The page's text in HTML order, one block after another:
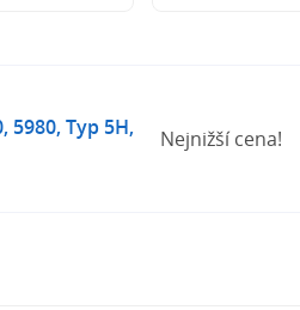
5980, Typ 5H,
Nejnižší cena!